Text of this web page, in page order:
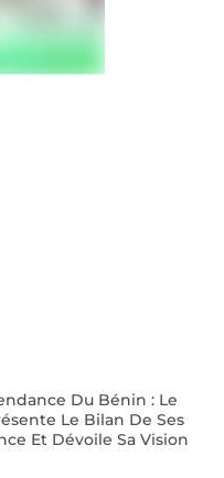
Du Bénin : Le
Le Bilan De Ses
Et Dévoile Sa Vision